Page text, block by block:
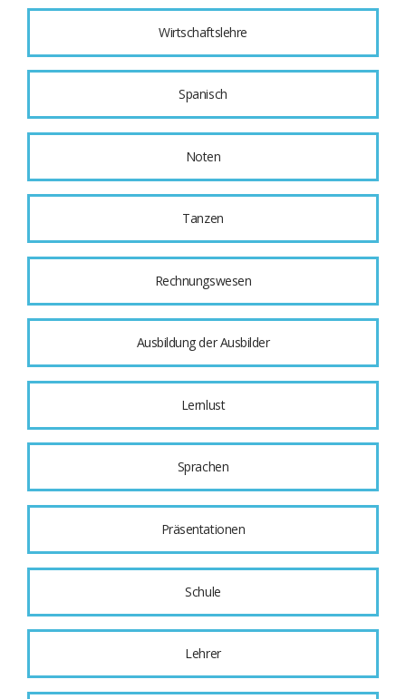
Wirtschaftslehre
Spanisch
Noten
Tanzen
Rechnungswesen
Ausbildung der Ausbilder
Lernlust
Sprachen
Präsentationen
Schule
Lehrer